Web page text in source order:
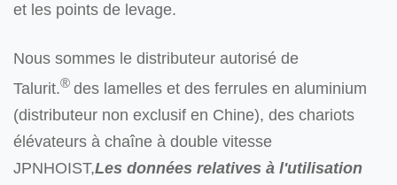
et les points de levage.
Nous sommes le distributeur autorisé de
Talurit.® des lamelles et des ferrules en aluminium
(distributeur non exclusif en Chine), des chariots
élévateurs à chaîne à double vitesse
JPNHOIST,Les données relatives à l'utilisation